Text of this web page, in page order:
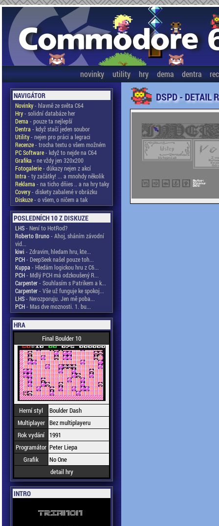
novinky utility hry dema dentra
NAVIGÁTOR
Novinky- hlavně ze světa C64
Hry- solidní databáze her
Dema - pouze ta nejlepší
Dentra - když stačí jeden soubor
Utility- nejen pro práci a legraci
Recenze- trocha textu o všem možném
PC Software- když to nejde na C64
Grafika - ne vždy jen 320x200
Fotogalerie- důkazy nejen z akcí
Intra - ty začátky! ... a mnohdy několik
Reklama - na ticho dňies .. a na hry taky
Covery- diskety zabalené v obrázku
Diskuze- o všem, o ničem a tak
POSLEDNÍCH 10 Z DISKUZE
LHS- Není to HotRod?
Roberto Bruno- Ahoj, sháním závodní
vid...
kiwi - Zdravim, hledam hru, kte...
PCH- DeepSeek našel pouze toh...
Kuppa - Hledám logickou hru z C6...
PCH- Mdlý PCH má odzkoušený R...
Carpenter- Souhlasím s Patrikem a k...
Carpenter- Vše už funguje ke spokoj...
LHS- Nerozporuju. Jen mě poba...
PCH- Mas dve moznosti. 1. bu...
HRA
Final Boulder 10
Herní styl
Boulder Dash
Multiplayer Bez multiplayeru
Rok vydání
1991
Programátor Peter Liepa
Grafik
No One
detail hry
INTRO
DSPD - DETAIL